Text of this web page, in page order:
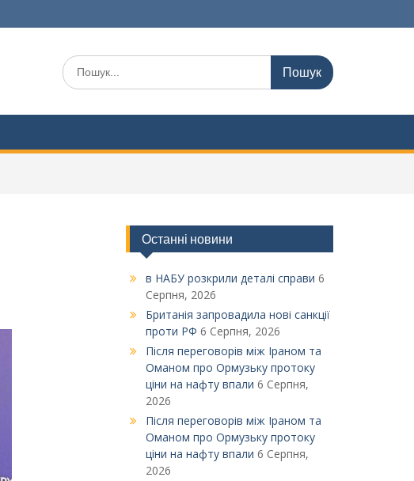
Шукати:
Останні новини
в НАБУ розкрили деталі справи 6
Серпня, 2026
Британія запровадила нові санкції
проти РФ 6 Серпня, 2026
Після переговорів між Іраном та
Оманом про Ормузьку протоку
ціни на нафту впали 6 Серпня,
2026
Після переговорів між Іраном та
Оманом про Ормузьку протоку
ціни на нафту впали 6 Серпня,
2026